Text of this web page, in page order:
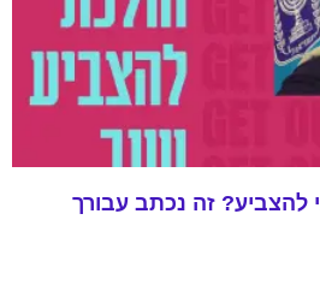
להצביע? זה נכתב עבורך